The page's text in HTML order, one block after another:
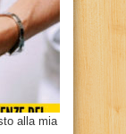
alla mia